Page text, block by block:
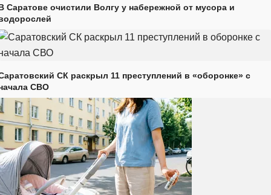
Саратове очистили Волгу у набережной от мусора и
СК раскрыл 11 преступлений в «оборонке» с
СВО